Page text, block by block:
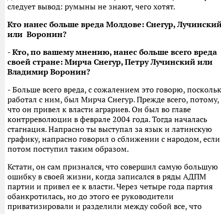
следует вывод: румыны не знают, чего хотят.
Кто нанес больше вреда Молдове: Снегур,
или Воронин?
- Кто, по вашему мнению, нанес больше всего вреда
своей стране: Мирча Снегур, Петру Лучинский или
Владимир Воронин?
- Больше всего вреда, с сожалением это говорю,
работал с ним, был Мирча Снегур. Прежде всего, потому,
что он привел к власти аграриев. Он был во главе
контрреволюции в феврале 2004 года. Тогда началась
стагнация. Напрасно ты выступал за язык и латинскую
графику, напрасно говорил о сближении с народом, если
потом поступил таким образом.
Кстати, он сам признался, что совершил самую большую
ошибку в своей жизни, когда записался в ряды АДПМ
партии и привел ее к власти. Через четыре года партия
обанкротилась, но до этого ее руководители
приватизировали и разделили между собой все, что